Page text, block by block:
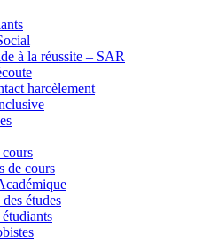
à la réussite – SAR
harcèlement
de cours
études